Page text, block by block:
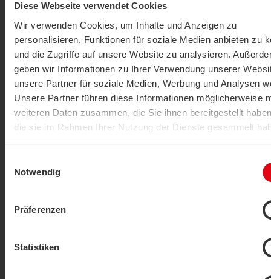
Diese Webseite verwendet Cookies
Wir verwenden Cookies, um Inhalte und Anzeigen zu
personalisieren, Funktionen für soziale Medien anbieten zu
und die Zugriffe auf unsere Website zu analysieren.
geben wir Informationen zu Ihrer Verwendung unserer
unsere Partner für soziale Medien, Werbung und Analysen
Unsere Partner führen diese Informationen möglicherweise
weiteren Daten zusammen, die Sie ihnen bereitgestellt
die sie im Rahmen Ihrer Nutzung der Dienste gesammelt
Notwendig
Präferenzen
Statistiken
PRODUKT ANZEIGEN